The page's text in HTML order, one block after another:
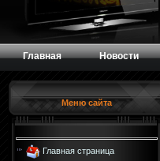
Главная Новости
Меню сайта
Главная страница